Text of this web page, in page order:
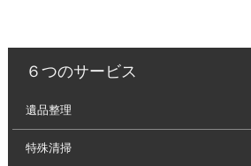
６つのサービス
遺品整理
特殊清掃